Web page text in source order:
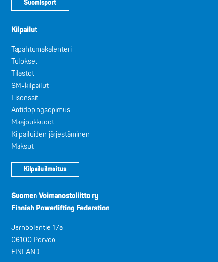
Suomisport
Kilpailut
Tapahtumakalenteri
Tulokset
Tilastot
SM-kilpailut
Lisenssit
Antidopingsopimus
Maajoukkueet
Kilpailuiden järjestäminen
Maksut
Kilpailuilmoitus
Suomen Voimanostoliitto ry
Finnish Powerlifting Federation
Jernbölentie 17a
06100 Porvoo
FINLAND